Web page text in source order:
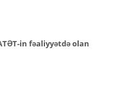
in fəaliyyətdə olan